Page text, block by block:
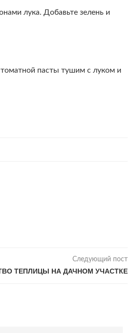
лука. Добавьте зелень и
пасты тушим с луком и
Следующий пост
ТЕПЛИЦЫ НА ДАЧНОМ УЧАСТКЕ